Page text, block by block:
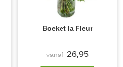
Boeket la Fleur
vanaf 26,95